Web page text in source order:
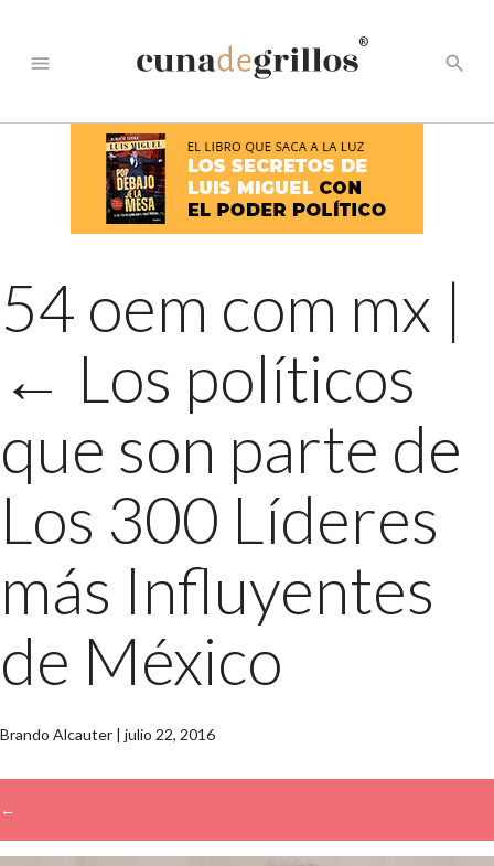
menu
®
search
54 oem com mx |
← Los políticos
que son parte de
Los 300 Líderes
más Influyentes
de México
Brando Alcauter | julio 22, 2016
←